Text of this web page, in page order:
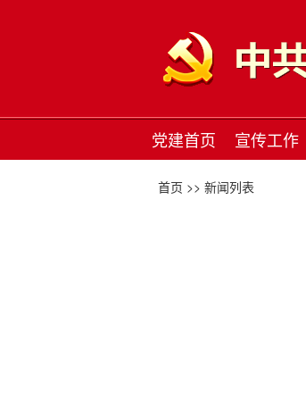
党建首页 宣传工作
首页 >> 新闻列表